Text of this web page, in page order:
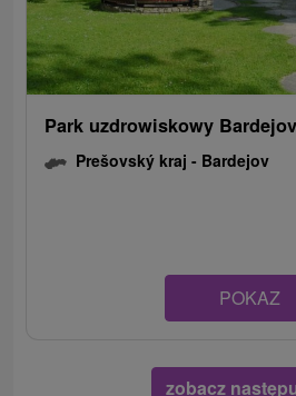
Park uzdrowiskowy
Prešovský kraj - Bardejov
POKAZ
zobacz